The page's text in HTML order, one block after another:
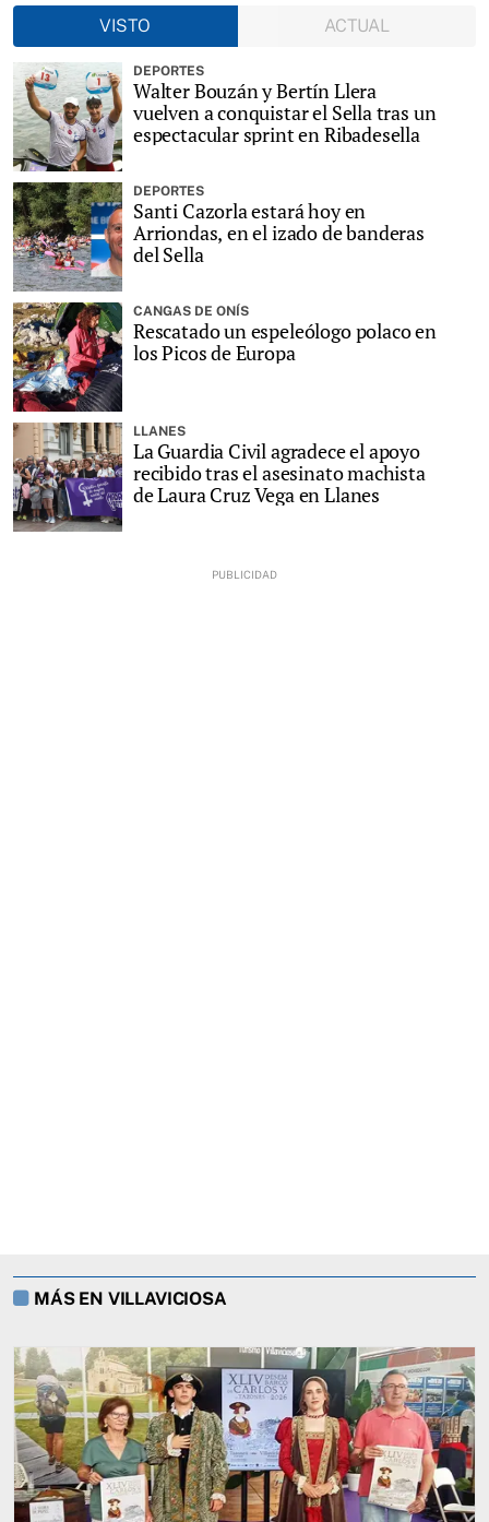
VISTO
ACTUAL
DEPORTES
Walter Bouzán y Bertín Llera
vuelven a conquistar el Sella tras un
espectacular sprint en Ribadesella
DEPORTES
Santi Cazorla estará hoy en
Arriondas, en el izado de banderas
del Sella
CANGAS DE ONÍS
Rescatado un espeleólogo polaco en
los Picos de Europa
LLANES
La Guardia Civil agradece el apoyo
recibido tras el asesinato machista
de Laura Cruz Vega en Llanes
MÁS EN VILLAVICIOSA